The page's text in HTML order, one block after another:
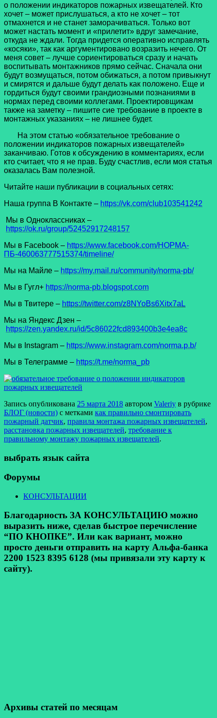
о положении индикаторов пожарных извещателей. Кто
хочет – может прислушаться, а кто не хочет – тот
отмахнется и не станет заморачиваться. Только вот
может настать момент и «прилетит» вдруг замечание,
откуда не ждали. Тогда придется оперативно исправлять
«косяки», так как аргументировано возразить нечего. От
меня совет – лучше сориентироваться сразу и начать
воспитывать монтажников прямо сейчас. Сначала они
будут возмущаться, потом обижаться, а потом привыкнут
и смирятся и дальше будут делать как положено. Еще и
гордиться будут своими грандиозными познаниями в
нормах перед своими коллегами. Проектировщикам
также на заметку – пишите сие требование в проекте в
монтажных указаниях – не лишнее будет.
На этом статью «обязательное требование о
положении индикаторов пожарных извещателей»
заканчиваю. Готов к обсуждению в комментариях, если
кто считает, что я не прав. Буду счастлив, если моя статья
оказалась Вам полезной.
Читайте наши публикации в социальных сетях:
Наша группа В Контакте – https://vk.com/club103541242
Мы в Одноклассниках –
https://ok.ru/group/52452917248157
Мы в Facеbook – https://www.facebook.com/НОРМА-
ПБ-460063777515374/timeline/
Мы на Майле – https://my.mail.ru/community/norma-pb/
Мы в Гугл+ https://norma-pb.blogspot.com
Мы в Твитере – https://twitter.com/z8NYoBs6Xitx7aL
Мы на Яндекс Дзен –
https://zen.yandex.ru/id/5c86022fcd893400b3e4ea8c
Мы в Instagram – https://www.instagram.com/norma.p.b/
Мы в Телеграмме – https://t.me/norma_pb
Запись опубликована 25 марта 2018 автором Valeriy в рубрике
БЛОГ (новости) с метками как правильно смонтировать
пожарный датчик, правила монтажа пожарных извещателей,
расстановка пожарных извещателей, требование к
правильному монтажу пожарных извещателей.
выбрать язык сайта
Форумы
КОНСУЛЬТАЦИИ
Благодарность ЗА КОНСУЛЬТАЦИЮ можно
выразить ниже, сделав быстрое перечисление
“ПО КНОПКЕ”. Или как вариант, можно
просто деньги отправить на карту Альфа-банка
2200 1523 8395 6128 (мы привязали эту карту к
сайту).
Архивы статей по месяцам